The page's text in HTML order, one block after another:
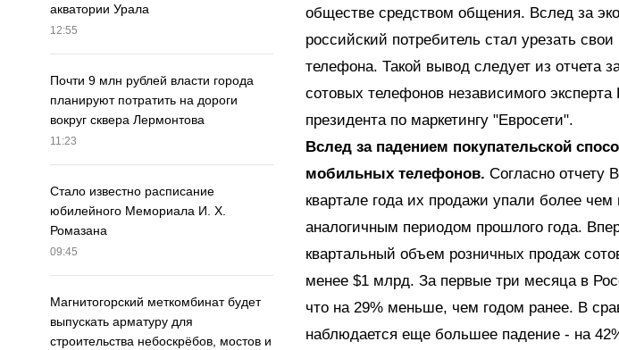
акватории Урала
12:55
Почти 9 млн рублей власти города
планируют потратить на дороги
вокруг сквера Лермонтова
11:23
Стало известно расписание
юбилейного Мемориала И. Х.
Ромазана
09:45
Магнитогорский меткомбинат будет
выпускать арматуру для
строительства небоскрёбов, мостов и
обществе средством общения. Вслед за
российский потребитель стал урезать
телефона. Такой вывод следует из отчета
сотовых телефонов независимого
президента по маркетингу "Евросети".
Вслед за падением покупательской
мобильных телефонов. Согласно отчету
квартале года их продажи упали более
аналогичным периодом прошлого года.
квартальный объем розничных продаж
менее $1 млрд. За первые три месяца в
что на 29% меньше, чем годом ранее. В
наблюдается еще большее падение - на